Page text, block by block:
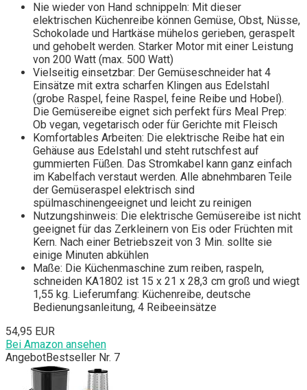
Nie wieder von Hand schnippeln: Mit dieser
elektrischen Küchenreibe können Gemüse, Obst, Nüsse,
Schokolade und Hartkäse mühelos gerieben, geraspelt
und gehobelt werden. Starker Motor mit einer Leistung
von 200 Watt (max. 500 Watt)
Vielseitig einsetzbar: Der Gemüseschneider hat 4
Einsätze mit extra scharfen Klingen aus Edelstahl
(grobe Raspel, feine Raspel, feine Reibe und Hobel).
Die Gemüsereibe eignet sich perfekt fürs Meal Prep:
Ob vegan, vegetarisch oder für Gerichte mit Fleisch
Komfortables Arbeiten: Die elektrische Reibe hat ein
Gehäuse aus Edelstahl und steht rutschfest auf
gummierten Füßen. Das Stromkabel kann ganz einfach
im Kabelfach verstaut werden. Alle abnehmbaren Teile
der Gemüseraspel elektrisch sind
spülmaschinengeeignet und leicht zu reinigen
Nutzungshinweis: Die elektrische Gemüsereibe ist nicht
geeignet für das Zerkleinern von Eis oder Früchten mit
Kern. Nach einer Betriebszeit von 3 Min. sollte sie
einige Minuten abkühlen
Maße: Die Küchenmaschine zum reiben, raspeln,
schneiden KA1802 ist 15 x 21 x 28,3 cm groß und wiegt
1,55 kg. Lieferumfang: Küchenreibe, deutsche
Bedienungsanleitung, 4 Reibeeinsätze
54,95 EUR
Bei Amazon ansehen
AngebotBestseller Nr. 7